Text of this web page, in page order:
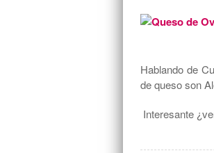
Hablando de
de queso son
Interesante